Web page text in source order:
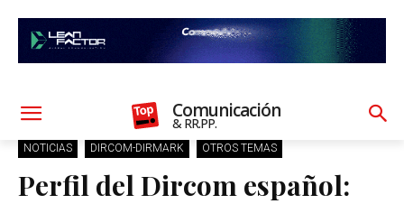
Comunicación
& RR.PP.
NOTICIAS DIRCOM-DIRMARK OTROS TEMAS
Perfil del Dircom español: